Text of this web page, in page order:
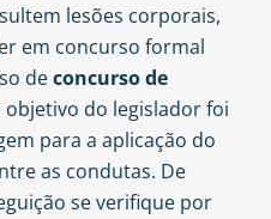
lesões corporais,
em concurso formal
deconcurso de
objetivo do legislador foi
para a aplicação do
as condutas. De
se verifique por